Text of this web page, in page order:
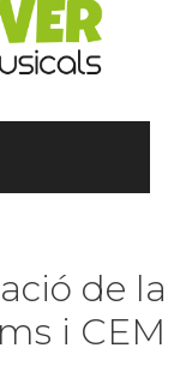
de la
i CEM